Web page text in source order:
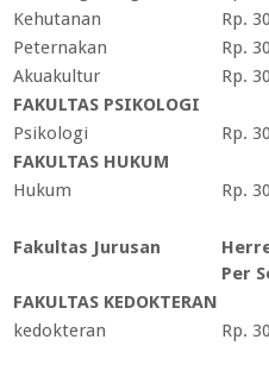
Kehutanan
Rp.
Peternakan
Rp.
Akuakultur
Rp.
FAKULTAS PSIKOLOGI
Psikologi
Rp.
FAKULTAS HUKUM
Hukum
Rp.
Fakultas Jurusan
Per
FAKULTAS KEDOKTERAN
kedokteran
Rp.